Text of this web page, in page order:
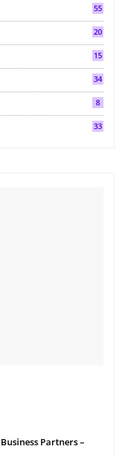
55
20
15
34
8
33
Partners –